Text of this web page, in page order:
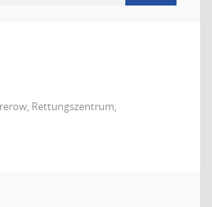
Rettungszentrum,